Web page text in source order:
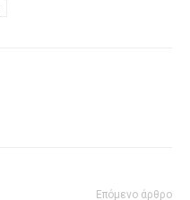
Επόμενο άρθρο